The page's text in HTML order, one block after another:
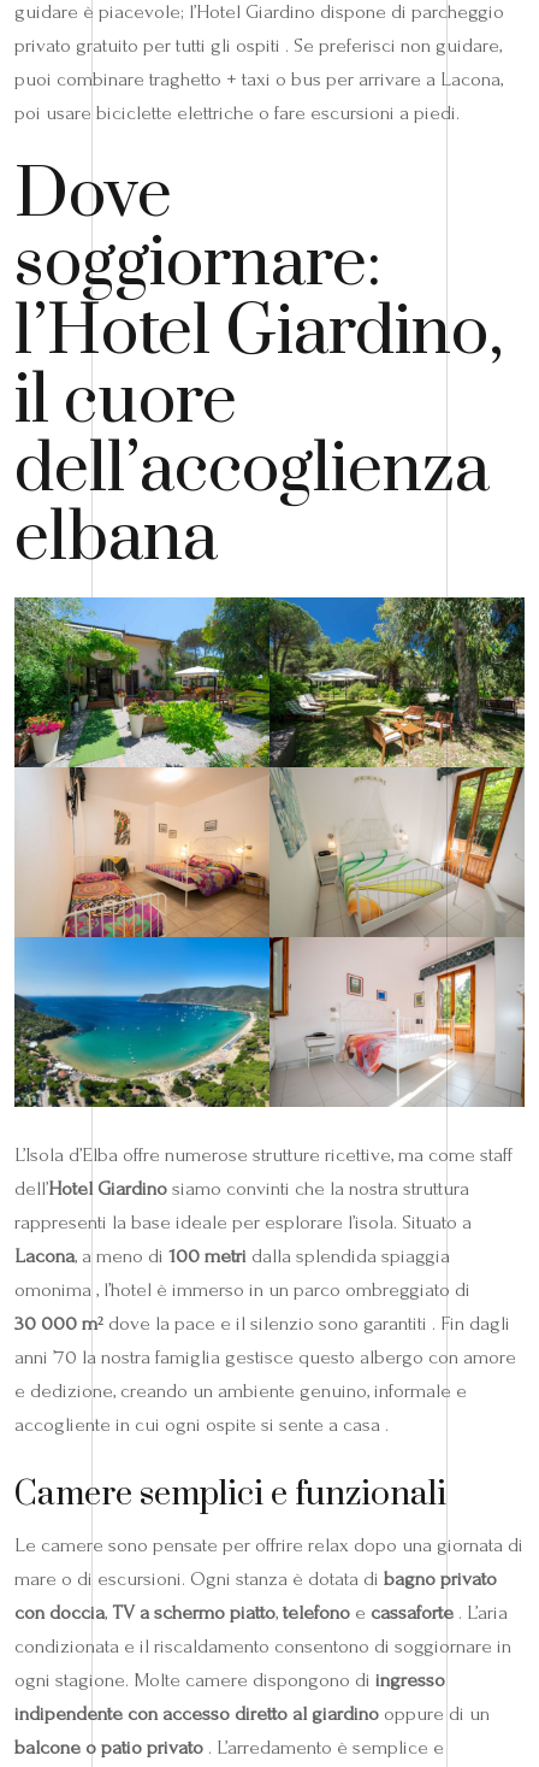
guidare è piacevole; l’Hotel Giardino dispone di parcheggio
privato gratuito per tutti gli ospiti . Se preferisci non guidare,
puoi combinare traghetto + taxi o bus per arrivare a Lacona,
poi usare biciclette elettriche o fare escursioni a piedi.
Dove
soggiornare:
l’Hotel Giardino,
il cuore
dell’accoglienza
elbana
L’Isola d’Elba offre numerose strutture ricettive, ma come staff
dell’Hotel Giardino siamo convinti che la nostra struttura
rappresenti la base ideale per esplorare l’isola. Situato a
Lacona, a meno di 100 metri dalla splendida spiaggia
omonima , l’hotel è immerso in un parco ombreggiato di
30 000 m² dove la pace e il silenzio sono garantiti . Fin dagli
anni ’70 la nostra famiglia gestisce questo albergo con amore
e dedizione, creando un ambiente genuino, informale e
accogliente in cui ogni ospite si sente a casa .
Camere semplici e funzionali
Le camere sono pensate per offrire relax dopo una giornata di
mare o di escursioni. Ogni stanza è dotata di bagno privato
con doccia, TV a schermo piatto, telefono e cassaforte . L’aria
condizionata e il riscaldamento consentono di soggiornare in
ogni stagione. Molte camere dispongono di ingresso
indipendente con accesso diretto al giardino oppure di un
balcone o patio privato . L’arredamento è semplice e